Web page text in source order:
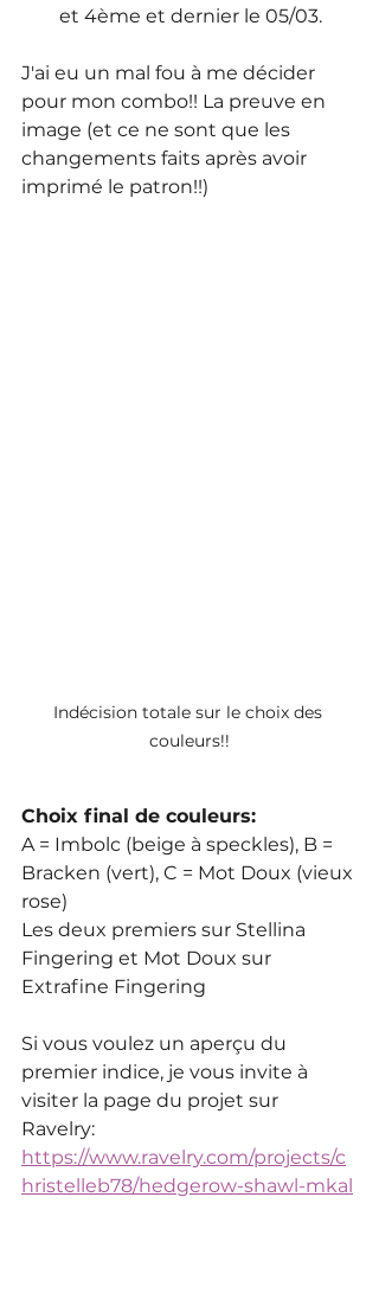
et 4ème et dernier le 05/03.
J'ai eu un mal fou à me décider
pour mon combo!! La preuve en
image (et ce ne sont que les
changements faits après avoir
imprimé le patron!!)
Indécision totale sur le choix des
couleurs!!
Choix final de couleurs:
A = Imbolc (beige à speckles), B =
Bracken (vert), C = Mot Doux (vieux
rose)
Les deux premiers sur Stellina
Fingering et Mot Doux sur
Extrafine Fingering
Si vous voulez un aperçu du
premier indice, je vous invite à
visiter la page du projet sur
Ravelry:
https://www.ravelry.com/projects/c
hristelleb78/hedgerow-shawl-mkal